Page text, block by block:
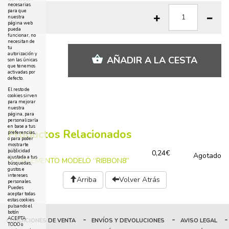
AÑADIR A LA CESTA
Productos Relacionados
V8
COMPLEMENTO MODELO “RIBBON8”
0,24€ Agotado
Arriba Volver Atrás
CONDICIONES DE VENTA - ENVÍOS Y DEVOLUCIONES - AVISO LEGAL -
necesarias
para que
nuestra
página web
pueda
funcionar, no
necesitan de
tu
autorización y
son las únicas
que tenemos
activadas por
defecto.
El resto de
cookies sirven
para mejorar
nuestra
página, para
personalizarla
en base a tus
preferencias,
o para poder
mostrarte
publicidad
ajustada a tus
búsquedas,
gustos e
intereses
personales.
Puedes
aceptar todas
estas cookies
pulsando el
botón
ACEPTA
TODO o